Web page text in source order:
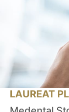
LAUREAT